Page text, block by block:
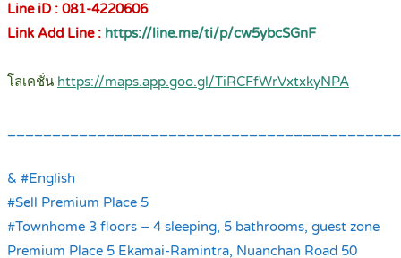
Line iD : 081-4220606
Link Add Line : https://line.me/ti/p/cw5ybcSGnF
โลเคชั่น https://maps.app.goo.gl/TiRCFfWrVxtxkyNPA
& #English
#Sell Premium Place 5
#Townhome 3 floors – 4 sleeping, 5 bathrooms, guest zone
Premium Place 5 Ekamai-Ramintra, Nuanchan Road 50